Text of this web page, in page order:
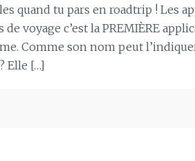
quand tu pars en roadtrip ! Les
de voyage c’est la PREMIÈRE
Comme son nom peut
Elle […]